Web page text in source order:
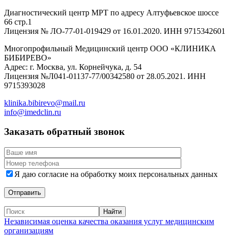
Диагностический центр МРТ по адресу Алтуфьевское шоссе
66 стр.1
Лицензия № ЛО-77-01-019429 от 16.01.2020. ИНН 9715342601
Многопрофильный Медицинский центр ООО «КЛИНИКА
БИБИРЕВО»
Адрес: г. Москва, ул. Корнейчука, д. 54
Лицензия №Л041-01137-77/00342580 от 28.05.2021. ИНН
9715393028
klinika.bibirevo@mail.ru
info@imedclin.ru
Заказать обратный звонок
Я даю согласие на обработку моих персональных данных
Независимая оценка качества оказания услуг медицинским
организациям